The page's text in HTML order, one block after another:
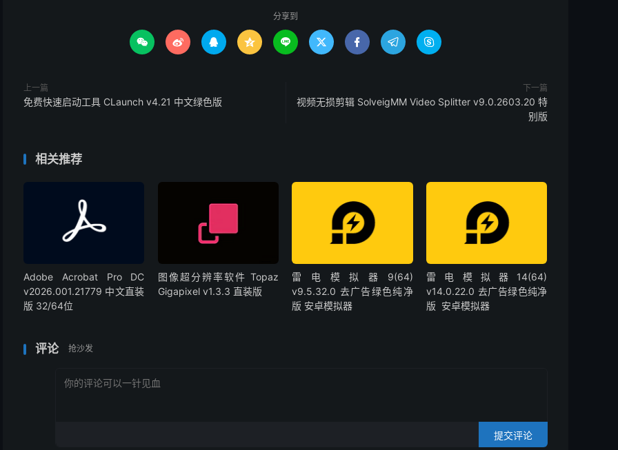
分享到
        
上一篇
免费快速启动工具 CLaunch v4.21 中文绿色版
下一篇
视频无损剪辑 SolveigMM Video Splitter v9.0.2603.20 特
别版
相关推荐
Adobe Acrobat Pro DC
v2026.001.21779 中文直装
版 32/64位
图像超分辨率软件 Topaz
Gigapixel v1.3.3 直装版
雷电模拟器9(64)
v9.5.32.0 去广告绿色纯净
版 安卓模拟器
雷电模拟器14(64)
v14.0.22.0 去广告绿色纯净
版 安卓模拟器
评论 抢沙发
提交评论